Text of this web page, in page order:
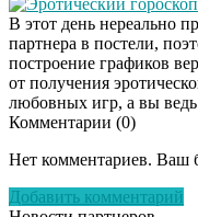
В этот день нереально
партнера в постели,
построение графиков
от получения
любовных игр, а вы ведь
Комментарии (0)
Нет комментариев. Ваш
Добавить комментарий
Ролик
смеяться
долго